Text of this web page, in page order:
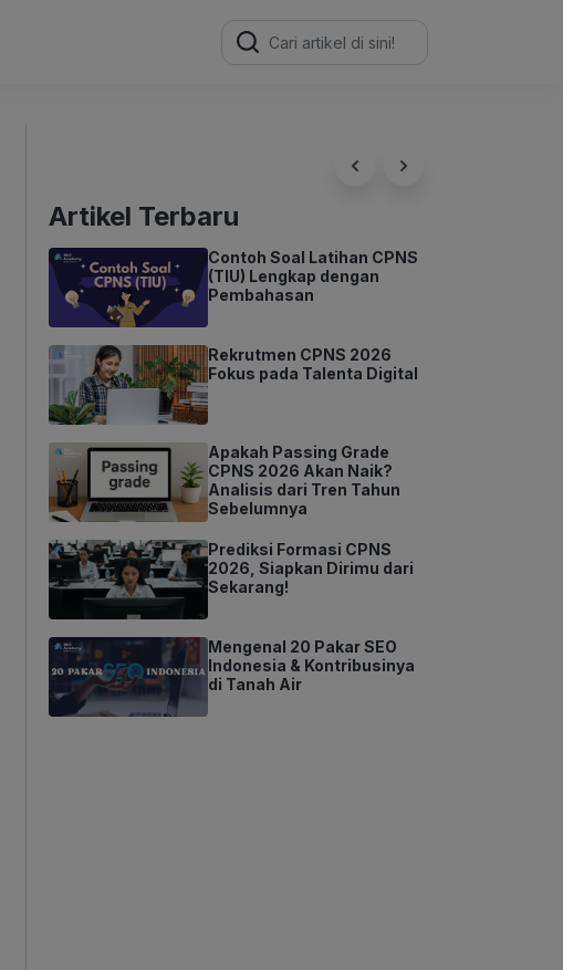
Search
for:
Artikel Terbaru
Contoh Soal Latihan CPNS
(TIU) Lengkap dengan
Pembahasan
Rekrutmen CPNS 2026
Fokus pada Talenta Digital
Apakah Passing Grade
CPNS 2026 Akan Naik?
Analisis dari Tren Tahun
Sebelumnya
Prediksi Formasi CPNS
2026, Siapkan Dirimu dari
Sekarang!
Mengenal 20 Pakar SEO
Indonesia & Kontribusinya
di Tanah Air